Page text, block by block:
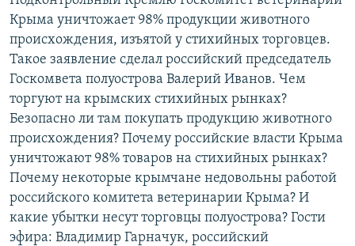
Крыма уничтожает 98% продукции животного
происхождения, изъятой у стихийных торговцев.
Такое заявление сделал российский председатель
Госкомвета полуострова Валерий Иванов. Чем
торгуют на крымских стихийных рынках?
Безопасно ли там покупать продукцию животного
происхождения? Почему российские власти Крыма
уничтожают 98% товаров на стихийных рынках?
Почему некоторые крымчане недовольны работой
российского комитета ветеринарии Крыма? И
какие убытки несут торговцы полуострова? Гости
эфира: Владимир Гарначук, российский